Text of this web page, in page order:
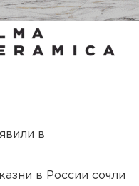
в
в России сочли